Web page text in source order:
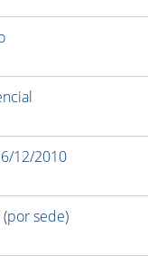
12/2010
(por sede)